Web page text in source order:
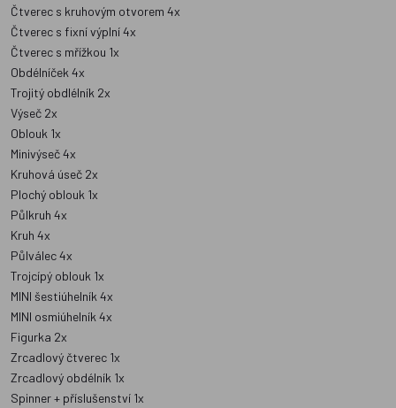
Čtverec s kruhovým otvorem 4x
Čtverec s fixní výplní 4x
Čtverec s mřížkou 1x
Obdélníček 4x
Trojitý obdlélník 2x
Výseč 2x
Oblouk 1x
Minivýseč 4x
Kruhová úseč 2x
Plochý oblouk 1x
Půlkruh 4x
Kruh 4x
Půlválec 4x
Trojcípý oblouk 1x
MINI šestiúhelník 4x
MINI osmiúhelník 4x
Figurka 2x
Zrcadlový čtverec 1x
Zrcadlový obdélník 1x
Spinner + příslušenství 1x